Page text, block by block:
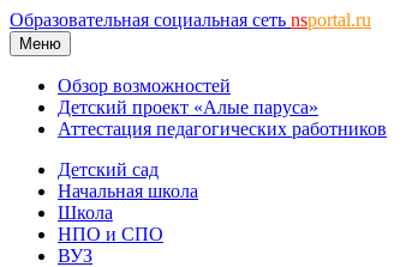
Образовательная социальная сеть nsportal.ru
Меню
Обзор возможностей
Детский проект «Алые паруса»
Аттестация педагогических работников
Детский сад
Начальная школа
Школа
НПО и СПО
ВУЗ